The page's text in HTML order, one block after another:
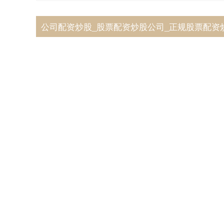
公司配资炒股_股票配资炒股公司_正规股票配资